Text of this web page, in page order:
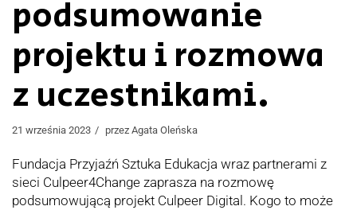
podsumowanie
projektu i rozmowa
z uczestnikami.
21 września 2023 przez Agata Oleńska
Fundacja Przyjaźń Sztuka Edukacja wraz partnerami z
sieci Culpeer4Change zaprasza na rozmowę
podsumowującą projekt Culpeer Digital. Kogo to może